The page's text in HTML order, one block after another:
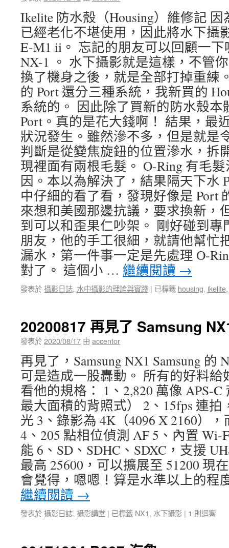
Ikelite 防水殼（Housing）維修記 因
已經老化不堪使用，因此將水下攝
E-M1 ii。 忘記的朋友可以回顧一下
NX-1 。 水下攝影就是這樣，不管
換了機身之後，就是全部打掉重練
的 Port 還分三種系統，我新買的
系統的。 因此除了買新的防水殼
Port。真的是花大錢啊！ 結果，最
狀況發生。雖然滲不多，但是就是
判斷是從變焦旋鈕的位置滲水，拆
現裡面有兩根毛髮。 O-Ring 有毛
因。本以為解決了，結果隔天下水
中仔細的看了看，發現好像是 Port
來想和美國那邊抗議，要求換新，
到可以和歪果仁吵架。 剛好碰到
朋友，他的手工很細，就請他幫忙
漏水，第一件事一定是先處理 O-
對了。 這個小 … 繼續閱讀 →
發表於攝影日誌, 水中攝影的理論與實踐 | 已標籤 housing, ikelite
20200817 再見了 Samsung
發表於2020/08/17 由 accentor
再見了，Samsung NX1 Samsung
可是造成一股轟動。 所有的好料
看他的規格： 1、2,820 萬像 APS-
最大面積的背照式） 2、15fps 連
光 3、錄影為 4K（4096 X 2160）
4、205 點相位偵測 AF 5、內置 Wi-
能 6、SD、SDHC、SDXC，支援
最高 25600，可以擴展至 51200 現
會覺得，嗯嗯！算是水準以上的程
繼續閱讀 →
發表於攝影日誌, 攝影講堂 | 已標籤 NX1, 水下攝影 | 1 則迴響